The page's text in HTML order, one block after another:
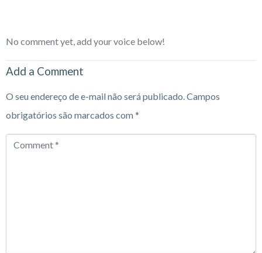
No comment yet, add your voice below!
Add a Comment
O seu endereço de e-mail não será publicado.Campos
obrigatórios são marcados com*
Comment